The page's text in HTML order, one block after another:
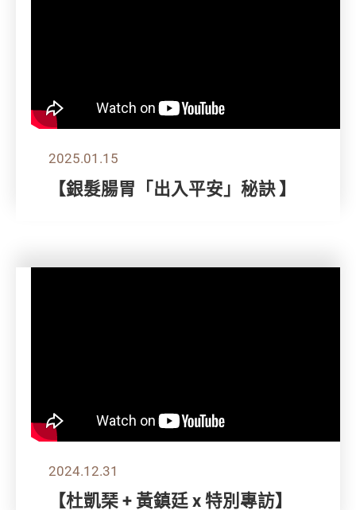
2025.01.15
【銀髮腸胃「出入平安」秘訣 】
2024.12.31
【杜凱琹 + 黃鎮廷 x 特別專訪】